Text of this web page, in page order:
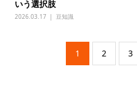
いう選択肢
2026.03.17 豆知識
1 2 3